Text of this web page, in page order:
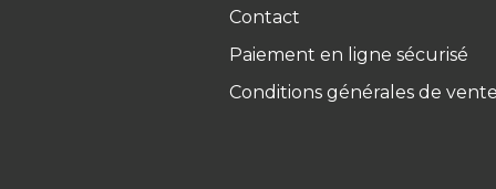
Contact
Paiement en ligne sécurisé
Conditions générales de